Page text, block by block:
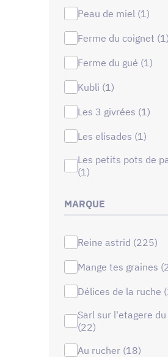
peau de miel (1)
ferme du coignet (1)
ferme du gué (1)
kubli (1)
les 3 givrées (1)
les elisades (1)
les petits pots de palaiseau
(1)
MARQUE
reine astrid (225)
mange tes graines
délices de la ruche
sarl sur l'etagere du haut
(22)
au rucher (18)